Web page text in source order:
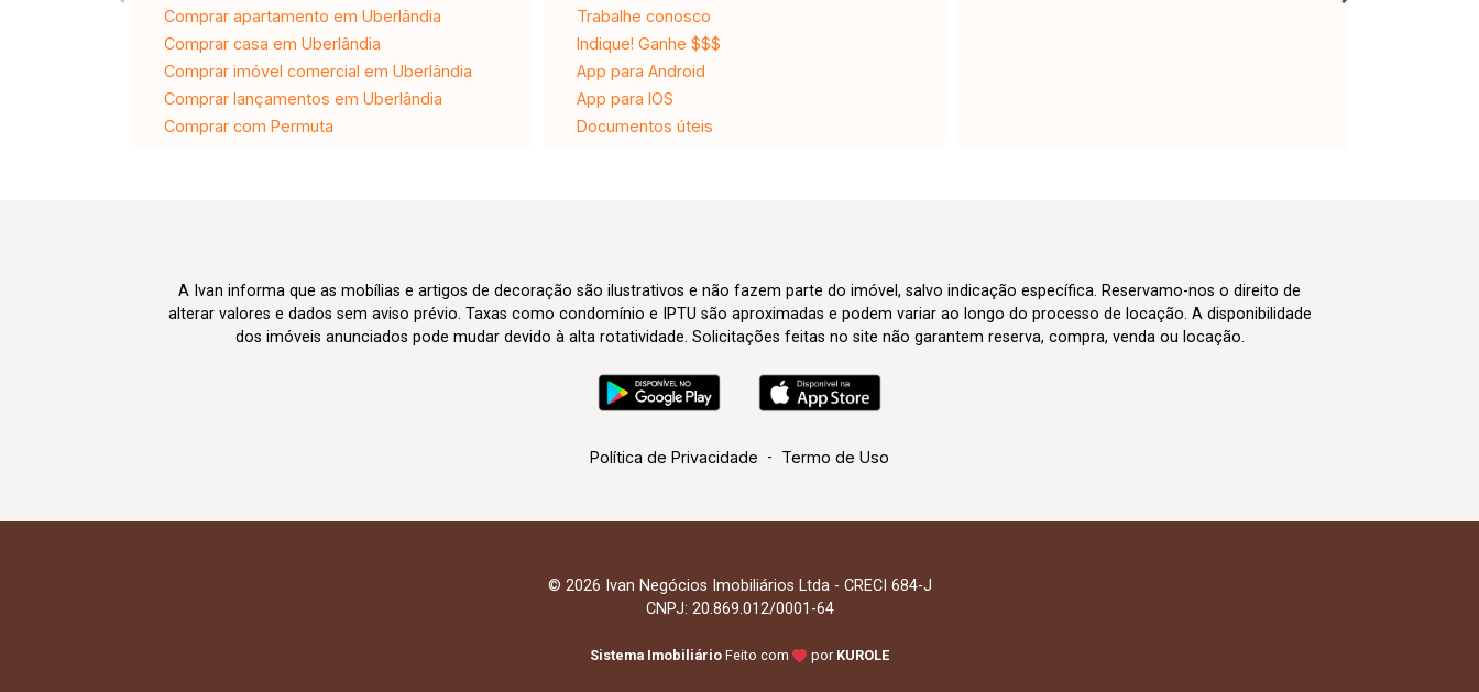
Comprar apartamento em Uberlândia
Comprar casa em Uberlândia
Comprar imóvel comercial em Uberlândia
Comprar lançamentos em Uberlândia
Comprar com Permuta
Trabalhe conosco
Indique! Ganhe $$$
App para Android
App para IOS
Documentos úteis
A Ivan informa que as mobílias e artigos de decoração são ilustrativos e não fazem parte do imóvel, salvo indicação específica. Reservamo-nos o direito de
alterar valores e dados sem aviso prévio. Taxas como condomínio e IPTU são aproximadas e podem variar ao longo do processo de locação. A disponibilidade
dos imóveis anunciados pode mudar devido à alta rotatividade. Solicitações feitas no site não garantem reserva, compra, venda ou locação.
Política de Privacidade - Termo de Uso
© 2026 Ivan Negócios Imobiliários Ltda - CRECI 684-J
CNPJ: 20.869.012/0001-64
Sistema Imobiliário Feito com por KUROLE